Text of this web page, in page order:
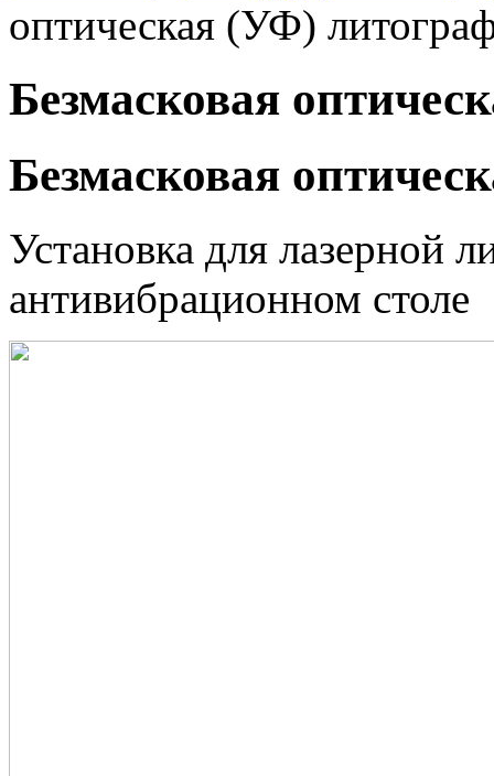
оптическая (УФ)
Безмасковая
Безмасковая
Установка для лазерной
антивибрационном столе